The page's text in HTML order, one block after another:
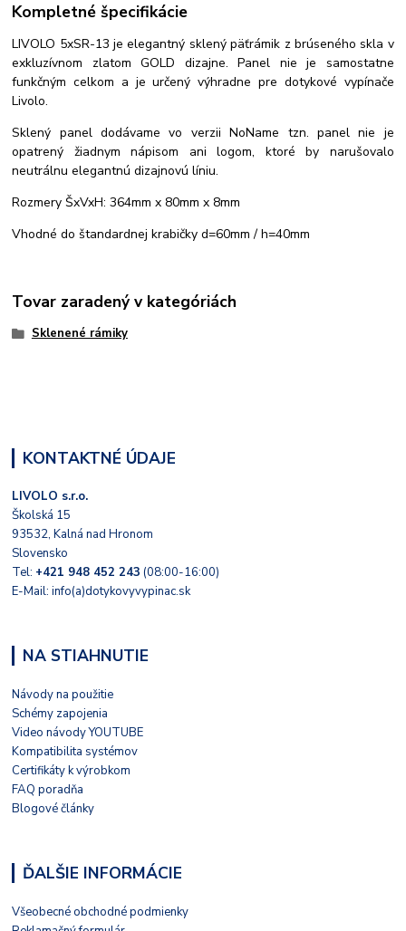
Kompletné špecifikácie
LIVOLO 5xSR-13 je elegantný sklený päťrámik z brúseného skla v
exkluzívnom zlatom GOLD dizajne. Panel nie je samostatne
funkčným celkom a je určený výhradne pre dotykové vypínače
Livolo.
Sklený panel dodávame vo verzii NoName tzn. panel nie je
opatrený žiadnym nápisom ani logom, ktoré by narušovalo
neutrálnu elegantnú dizajnovú líniu.
Rozmery ŠxVxH: 364mm x 80mm x 8mm
Vhodné do štandardnej krabičky d=60mm / h=40mm
Tovar zaradený v kategóriách
Sklenené rámiky
KONTAKTNÉ ÚDAJE
LIVOLO s.r.o.
Školská 15
93532, Kalná nad Hronom
Slovensko
Tel: +421 948 452 243 (08:00-16:00)
E-Mail: info(a)dotykovyvypinac.sk
NA STIAHNUTIE
Návody na použitie
Schémy zapojenia
Video návody YOUTUBE
Kompatibilita systémov
Certifikáty k výrobkom
FAQ poradňa
Blogové články
ĎALŠIE INFORMÁCIE
Všeobecné obchodné podmienky